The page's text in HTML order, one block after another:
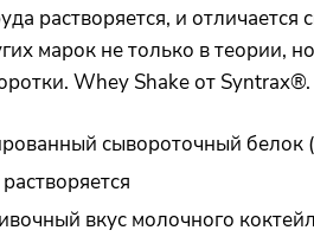
растворяется, и
марок не только в теории,
Whey Shake от
сывороточный белок
вкус молочного